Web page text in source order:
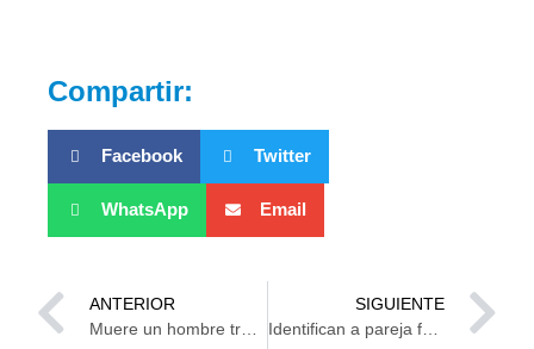
Compartir:
Facebook Twitter
WhatsApp Email
ANTERIOR
Muere un hombre tras riña entre vecinos en la colonia Carlos A. Madrazo, en Villahermosa
SIGUIENTE
Identifican a pareja fallecida en motel ubicado sobre la carretera Comalcalco–Paraíso